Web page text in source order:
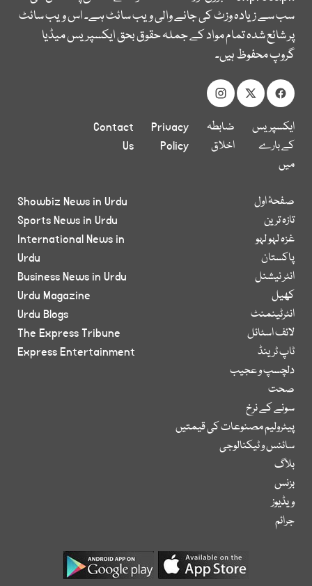
سب سے زیادہ وزٹ کی جانے والی ویب سائٹ ہے۔ اس ویب سائٹ
پر شائع شدہ تمام مواد کے جملہ حقوق بحق ایکسپریس میڈیا
گروپ محفوظ ہیں۔
ایکسپریس
کے بارے
میں
ضابطہ
اخلاق
Privacy
Policy
Contact
Us
صفحۂ اول
تازہ ترین
غزہ لہو لہو
پاکستان
انٹر نیشنل
کھیل
انٹرٹینمنٹ
لائف اسٹائل
ٹاپ ٹرینڈ
دلچسپ و عجیب
صحت
سونے کے نرخ
پیٹرولیم مصنوعات کی قیمتیں
سائنس و ٹیکنالوجی
بلاگ
بزنس
ویڈیوز
جرائم
Showbiz News in Urdu
Sports News in Urdu
International News in
Urdu
Business News in Urdu
Urdu Magazine
Urdu Blogs
The Express Tribune
Express Entertainment